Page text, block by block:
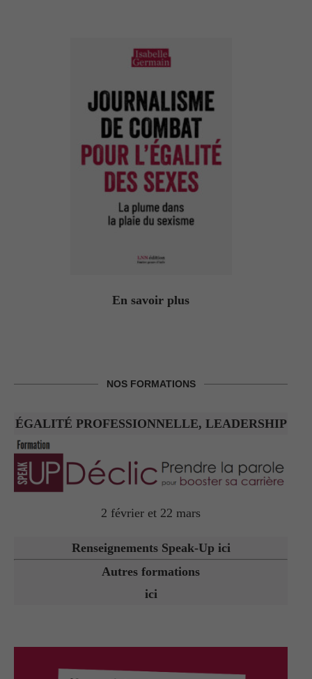
En savoir plus
NOS FORMATIONS
ÉGALITÉ PROFESSIONNELLE, LEADERSHIP
2 février et 22 mars
Renseignements Speak-Up ici
Autres formations
ici